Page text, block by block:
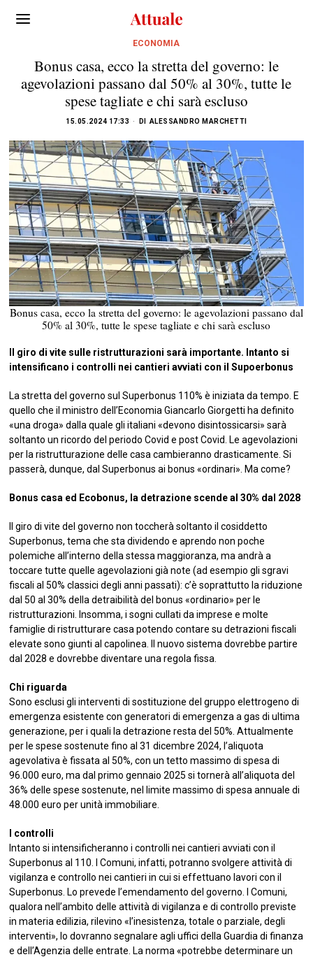
ECONOMIA
Bonus casa, ecco la stretta del governo: le
agevolazioni passano dal 50% al 30%, tutte le
spese tagliate e chi sarà escluso
15.05.2024 17:33 DI ALESSANDRO MARCHETTI
Bonus casa, ecco la stretta del governo: le agevolazioni passano dal
50% al 30%, tutte le spese tagliate e chi sarà escluso
Il giro di vite sulle ristrutturazioni sarà importante. Intanto si
intensificano i controlli nei cantieri avviati con il Supoerbonus
La stretta del governo sul Superbonus 110% è iniziata da tempo. E
quello che il ministro dell’Economia Giancarlo Giorgetti ha definito
«una droga» dalla quale gli italiani «devono disintossicarsi» sarà
soltanto un ricordo del periodo Covid e post Covid. Le agevolazioni
per la ristrutturazione delle casa cambieranno drasticamente. Si
passerà, dunque, dal Superbonus ai bonus «ordinari». Ma come?
Bonus casa ed Ecobonus, la detrazione scende al 30% dal 2028
Il giro di vite del governo non toccherà soltanto il cosiddetto
Superbonus, tema che sta dividendo e aprendo non poche
polemiche all’interno della stessa maggioranza, ma andrà a
toccare tutte quelle agevolazioni già note (ad esempio gli sgravi
fiscali al 50% classici degli anni passati): c’è soprattutto la riduzione
dal 50 al 30% della detraibilità del bonus «ordinario» per le
ristrutturazioni. Insomma, i sogni cullati da imprese e molte
famiglie di ristrutturare casa potendo contare su detrazioni fiscali
elevate sono giunti al capolinea. Il nuovo sistema dovrebbe partire
dal 2028 e dovrebbe diventare una regola fissa.
Chi riguarda
Sono esclusi gli interventi di sostituzione del gruppo elettrogeno di
emergenza esistente con generatori di emergenza a gas di ultima
generazione, per i quali la detrazione resta del 50%. Attualmente
per le spese sostenute fino al 31 dicembre 2024, l’aliquota
agevolativa è fissata al 50%, con un tetto massimo di spesa di
96.000 euro, ma dal primo gennaio 2025 si tornerà all’aliquota del
36% delle spese sostenute, nel limite massimo di spesa annuale di
48.000 euro per unità immobiliare.
I controlli
Intanto si intensificheranno i controlli nei cantieri avviati con il
Superbonus al 110. I Comuni, infatti, potranno svolgere attività di
vigilanza e controllo nei cantieri in cui si effettuano lavori con il
Superbonus. Lo prevede l’emendamento del governo. I Comuni,
qualora nell’ambito delle attività di vigilanza e di controllo previste
in materia edilizia, rilevino «l’inesistenza, totale o parziale, degli
interventi», lo dovranno segnalare agli uffici della Guardia di finanza
e dell’Agenzia delle entrate. La norma «potrebbe determinare un